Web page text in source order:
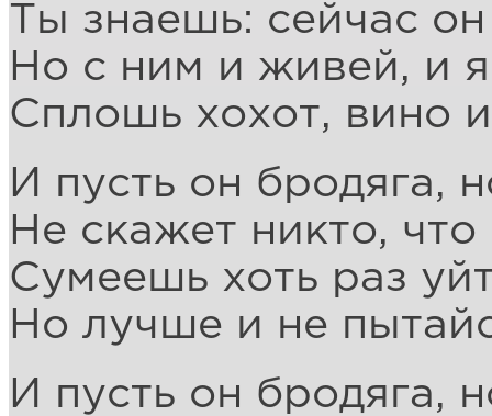
Ты знаешь: сейчас
Но с ним и живей, и
Сплошь хохот, вино
И пусть он бродяга,
Не скажет никто, что
Сумеешь хоть раз
Но лучше и не
И пусть он бродяга,